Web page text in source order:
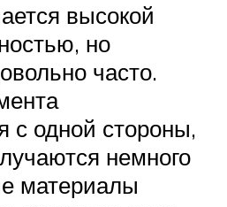
высокой
но
часто.
с одной стороны,
немного
материалы